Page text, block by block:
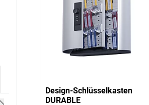
Design-Schlüsselkasten
DURABLE